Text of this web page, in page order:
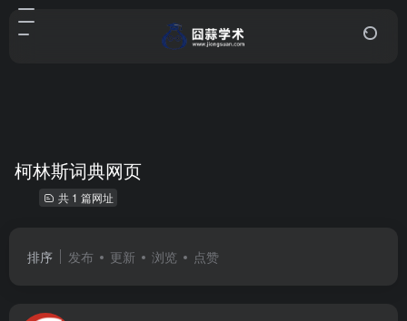
柯林斯词典网页
共 1 篇网址
排序 发布 更新 浏览 点赞